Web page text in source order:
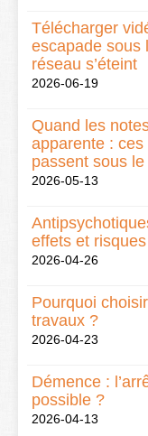
Télécharger
escapade sous
réseau s’éteint
2026-06-19
Quand les
apparente : ces
passent sous
2026-05-13
effets et risques
2026-04-26
Pourquoi
travaux ?
2026-04-23
Démence :
possible ?
2026-04-13